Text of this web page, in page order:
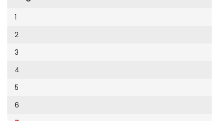
Cumhuriyet Sağlıklı Beslenme
Cumhuriyet Sokak
Cumhuriyet Spor
Cumhuriyet Strateji
Cumhuriyet Tarım
Cumhuriyet Yılbaşı
Çerçeve Eki
9
10
11
12
13
14
15
1
2
3
4
5
6
7